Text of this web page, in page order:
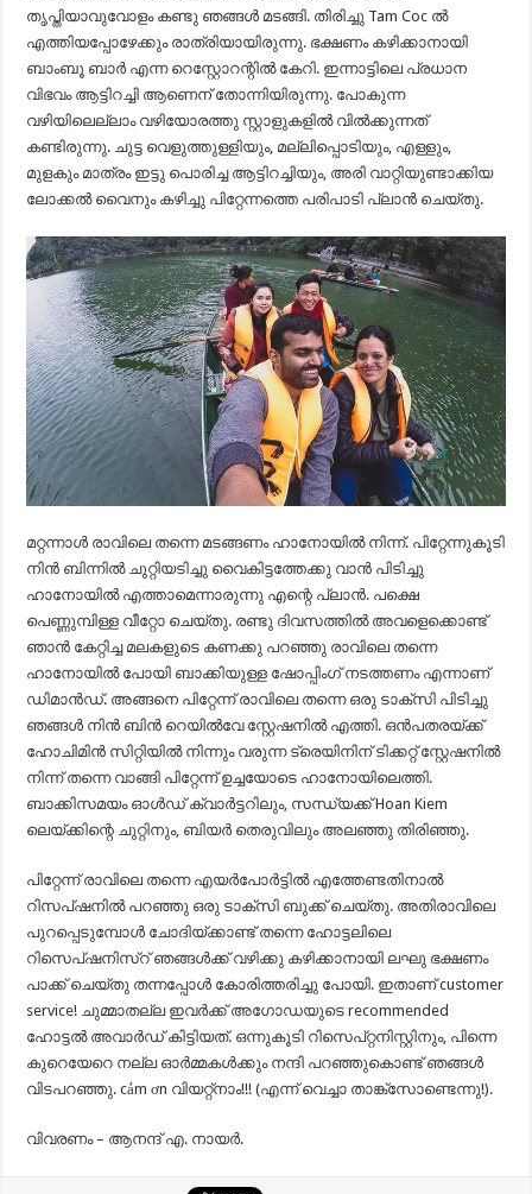
തൃപ്തിയാവുവോളം കണ്ടു ഞങ്ങൾ മടങ്ങി. തിരിച്ചു Tam Coc ൽ
എത്തിയപ്പോഴേക്കും രാത്രിയായിരുന്നു. ഭക്ഷണം കഴിക്കാനായി
ബാംബൂ ബാർ എന്ന റെസ്റ്റോറന്റിൽ കേറി. ഇന്നാട്ടിലെ പ്രധാന
വിഭവം ആട്ടിറച്ചി ആണെന് തോന്നിയിരുന്നു. പോകുന്ന
വഴിയിലെല്ലാം വഴിയോരത്തു സ്റ്റാളുകളിൽ വിൽക്കുന്നത്
കണ്ടിരുന്നു. ചുട്ട വെളുത്തുള്ളിയും, മല്ലിപ്പൊടിയും, എള്ളും,
മുളകും മാത്രം ഇട്ടു പൊരിച്ച ആട്ടിറച്ചിയും, അരി വാറ്റിയുണ്ടാക്കിയ
ലോക്കൽ വൈനും കഴിച്ചു പിറ്റേന്നത്തെ പരിപാടി പ്ലാൻ ചെയ്തു.
മറ്റന്നാൾ രാവിലെ തന്നെ മടങ്ങണം ഹാനോയിൽ നിന്ന്. പിറ്റേന്നുകൂടി
നിൻ ബിന്നിൽ ചുറ്റിയടിച്ചു വൈകിട്ടത്തേക്കു വാൻ പിടിച്ചു
ഹാനോയിൽ എത്താമെന്നാരുന്നു എന്റെ പ്ലാൻ. പക്ഷെ
പെണ്ണുമ്പിള്ള വീറ്റോ ചെയ്തു. രണ്ടു ദിവസത്തിൽ അവളെക്കൊണ്ട്
ഞാൻ കേറ്റിച്ച മലകളുടെ കണക്കു പറഞ്ഞു രാവിലെ തന്നെ
ഹാനോയിൽ പോയി ബാക്കിയുള്ള ഷോപ്പിംഗ് നടത്തണം എന്നാണ്
ഡിമാൻഡ്. അങ്ങനെ പിറ്റേന്ന് രാവിലെ തന്നെ ഒരു ടാക്സി പിടിച്ചു
ഞങ്ങൾ നിൻ ബിൻ റെയിൽവേ സ്റ്റേഷനിൽ എത്തി. ഒൻപതരയ്ക്ക്
ഹോചിമിൻ സിറ്റിയിൽ നിന്നും വരുന്ന ട്രെയിനിന് ടിക്കറ്റ് സ്റ്റേഷനിൽ
നിന്ന് തന്നെ വാങ്ങി പിറ്റേന്ന് ഉച്ചയോടെ ഹാനോയിലെത്തി.
ബാക്കിസമയം ഓൾഡ് ക്വാർട്ടറിലും, സന്ധ്യക്ക്‌ Hoan Kiem
ലെയ്ക്കിന്റെ ചുറ്റിനും, ബിയർ തെരുവിലും അലഞ്ഞു തിരിഞ്ഞു.
പിറ്റേന്ന് രാവിലെ തന്നെ എയർപോർട്ടിൽ എത്തേണ്ടതിനാൽ
റിസപ്ഷനിൽ പറഞ്ഞു ഒരു ടാക്സി ബുക്ക് ചെയ്തു. അതിരാവിലെ
പുറപ്പെടുമ്പോൾ ചോദിയ്ക്കാണ്ട് തന്നെ ഹോട്ടലിലെ
റിസെപ്ഷനിസ്റ് ഞങ്ങൾക്ക് വഴിക്കു കഴിക്കാനായി ലഘു ഭക്ഷണം
പാക്ക് ചെയ്തു തന്നപ്പോൾ കോരിത്തരിച്ചു പോയി. ഇതാണ് customer
service! ചുമ്മാതല്ല ഇവർക്ക് അഗോഡയുടെ recommended
ഹോട്ടൽ അവാർഡ് കിട്ടിയത്. ഒന്നുകൂടി റിസെപ്റ്റനിസ്റ്റിനും, പിന്നെ
കുറെയേറെ നല്ല ഓർമ്മകൾക്കും നന്ദി പറഞ്ഞുകൊണ്ട് ഞങ്ങൾ
വിടപറഞ്ഞു. cảm ơn വിയറ്റ്‌നാം!!! (എന്ന് വെച്ചാ താങ്ക്സോണ്ടെന്നു!).
വിവരണം – ആനന്ദ് എ. നായര്‍.